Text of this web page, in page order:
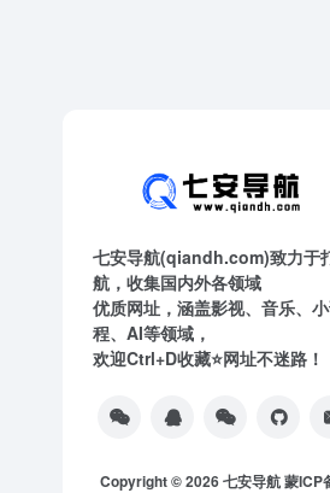
七安导航(qiandh.com)致力于
航，收集国内外各领域
优质网址，涵盖影视、音乐、
程、AI等领域，
欢迎Ctrl+D收藏⭐网址不迷路！
Copyright © 2026七安导航蒙ICP